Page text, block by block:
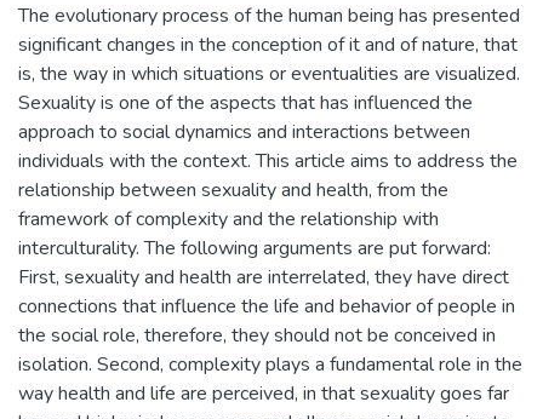
The evolutionary process of the human being has presented
significant changes in the conception of it and of nature, that
is, the way in which situations or eventualities are visualized.
Sexuality is one of the aspects that has influenced the
approach to social dynamics and interactions between
individuals with the context. This article aims to address the
relationship between sexuality and health, from the
framework of complexity and the relationship with
interculturality. The following arguments are put forward:
First, sexuality and health are interrelated, they have direct
connections that influence the life and behavior of people in
the social role, therefore, they should not be conceived in
isolation. Second, complexity plays a fundamental role in the
way health and life are perceived, in that sexuality goes far